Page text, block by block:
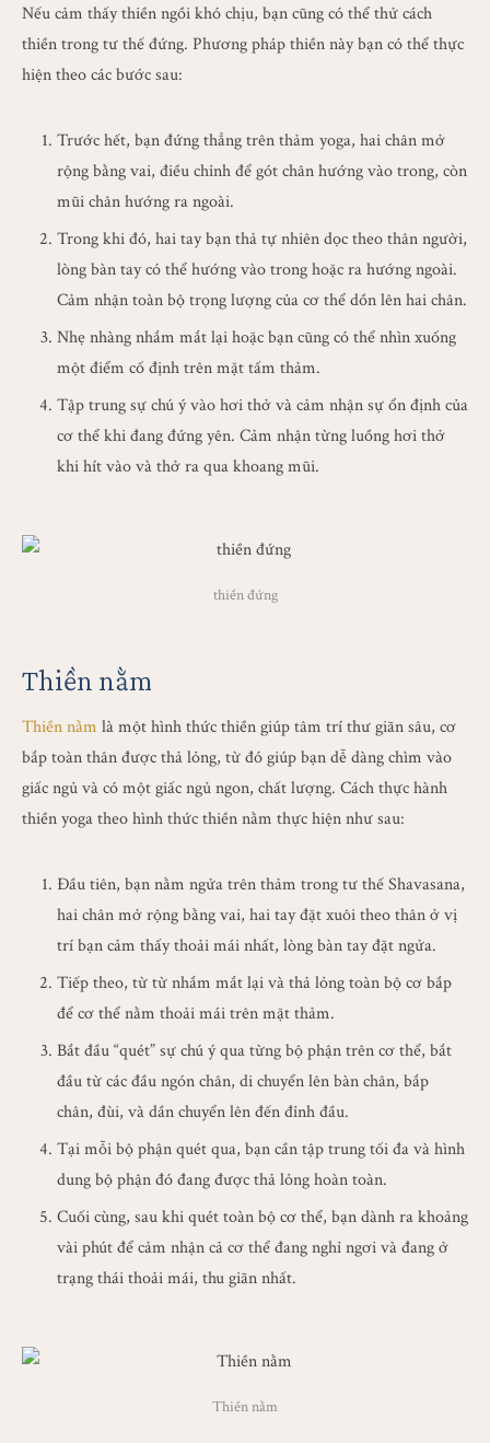
Nếu cảm thấy thiền ngồi khó chịu, bạn cũng có thể thử cách
thiền trong tư thế đứng. Phương pháp thiền này bạn có thể thực
hiện theo các bước sau:
Trước hết, bạn đứng thẳng trên thảm yoga, hai chân mở
rộng bằng vai, điều chỉnh để gót chân hướng vào trong, còn
mũi chân hướng ra ngoài.
Trong khi đó, hai tay bạn thả tự nhiên dọc theo thân người,
lòng bàn tay có thể hướng vào trong hoặc ra hướng ngoài.
Cảm nhận toàn bộ trọng lượng của cơ thể dồn lên hai chân.
Nhẹ nhàng nhắm mắt lại hoặc bạn cũng có thể nhìn xuống
một điểm cố định trên mặt tấm thảm.
Tập trung sự chú ý vào hơi thở và cảm nhận sự ổn định của
cơ thể khi đang đứng yên. Cảm nhận từng luồng hơi thở
khi hít vào và thở ra qua khoang mũi.
thiền đứng
Thiền nằm
Thiền nằm là một hình thức thiền giúp tâm trí thư giãn sâu, cơ
bắp toàn thân được thả lỏng, từ đó giúp bạn dễ dàng chìm vào
giấc ngủ và có một giấc ngủ ngon, chất lượng. Cách thực hành
thiền yoga theo hình thức thiền nằm thực hiện như sau:
Đầu tiên, bạn nằm ngửa trên thảm trong tư thế Shavasana,
hai chân mở rộng bằng vai, hai tay đặt xuôi theo thân ở vị
trí bạn cảm thấy thoải mái nhất, lòng bàn tay đặt ngửa.
Tiếp theo, từ từ nhắm mắt lại và thả lỏng toàn bộ cơ bắp
để cơ thể nằm thoải mái trên mặt thảm.
Bắt đầu “quét” sự chú ý qua từng bộ phận trên cơ thể, bắt
đầu từ các đầu ngón chân, di chuyển lên bàn chân, bắp
chân, đùi, và dần chuyển lên đến đỉnh đầu.
Tại mỗi bộ phận quét qua, bạn cần tập trung tối đa và hình
dung bộ phận đó đang được thả lỏng hoàn toàn.
Cuối cùng, sau khi quét toàn bộ cơ thể, bạn dành ra khoảng
vài phút để cảm nhận cả cơ thể đang nghỉ ngơi và đang ở
trạng thái thoải mái, thu giãn nhất.
Thiền nằm